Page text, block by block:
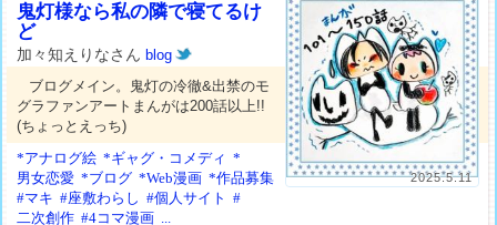
2025.5.11
鬼灯様なら私の隣で寝てるけ
ど
加々知えりなさんblog
ブログメイン。鬼灯の冷徹&出禁のモ
グラファンアートまんがは200話以上!!
(ちょっとえっち)
*アナログ絵 *ギャグ・コメディ *
男女恋愛 *ブログ *Web漫画 *作品募集
#マキ #座敷わらし #個人サイト
#
二次創作 #4コマ漫画 ...